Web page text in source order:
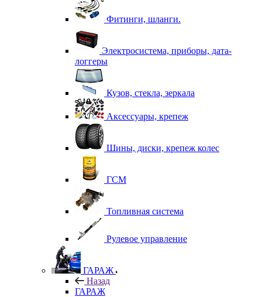
Фитинги, шланги.
Электросистема, приборы, дата-
логгеры
Кузов, стекла, зеркала
Аксессуары, крепеж
Шины, диски, крепеж колес
ГСМ
Топливная система
Рулевое управление
ГАРАЖ
Назад
ГАРАЖ